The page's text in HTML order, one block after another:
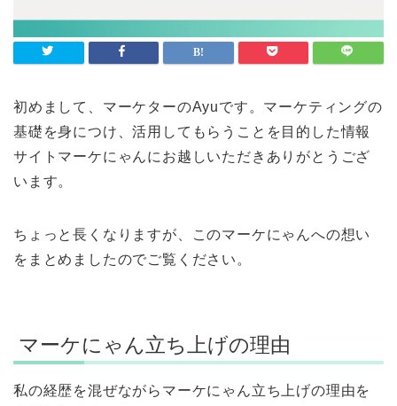
初めまして、マーケターのAyuです。マーケティングの
基礎を身につけ、活用してもらうことを目的した情報
サイトマーケにゃんにお越しいただきありがとうござ
います。
ちょっと長くなりますが、このマーケにゃんへの想い
をまとめましたのでご覧ください。
マーケにゃん立ち上げの理由
私の経歴を混ぜながらマーケにゃん立ち上げの理由を